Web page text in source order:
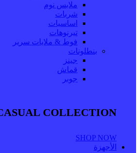
ملابس نوم
شربات
اساسيات
تيرنوهات
فوط & ملايات سرير
بنطلونات
جينز
قماش
جوبر
COLLECTION
SHOP NOW
الأجهزة